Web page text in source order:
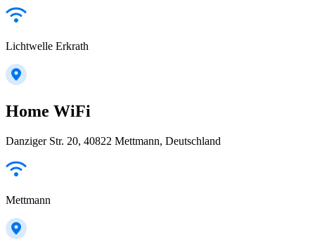
Lichtwelle Erkrath
Home WiFi
Danziger Str. 20, 40822 Mettmann, Deutschland
Mettmann